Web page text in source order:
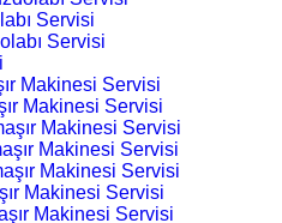
Servisi
Servisi
Makinesi Servisi
Makinesi Servisi
Makinesi Servisi
Makinesi Servisi
Makinesi Servisi
Makinesi Servisi
Makinesi Servisi